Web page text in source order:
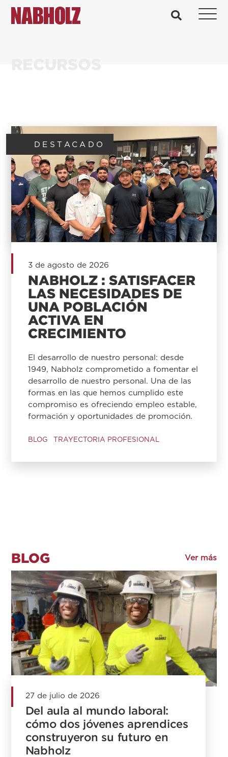
Nabholz Construction Corporation busque en
DESTACADO
3 de agosto de 2026
NABHOLZ : SATISFACER
LAS NECESIDADES DE
UNA POBLACIÓN
ACTIVA EN
CRECIMIENTO
El desarrollo de nuestro personal: desde
1949, Nabholz comprometido a fomentar el
desarrollo de nuestro personal. Una de las
formas en las que hemos cumplido este
compromiso es ofreciendo empleo estable,
formación y oportunidades de promoción.
BLOG TRAYECTORIA PROFESIONAL
BLOG Ver más
27 de julio de 2026
Del aula al mundo laboral:
cómo dos jóvenes aprendices
construyeron su futuro en
Nabholz